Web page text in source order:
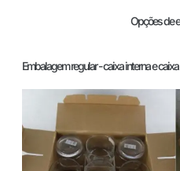
Opções de
Embalagem regular - caixa interna e